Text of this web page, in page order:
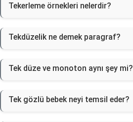
Tekerleme örnekleri nelerdir?
Tekdüzelik ne demek paragraf?
Tek düze ve monoton aynı şey mi?
Tek gözlü bebek neyi temsil eder?